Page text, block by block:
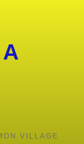
VILLAGE